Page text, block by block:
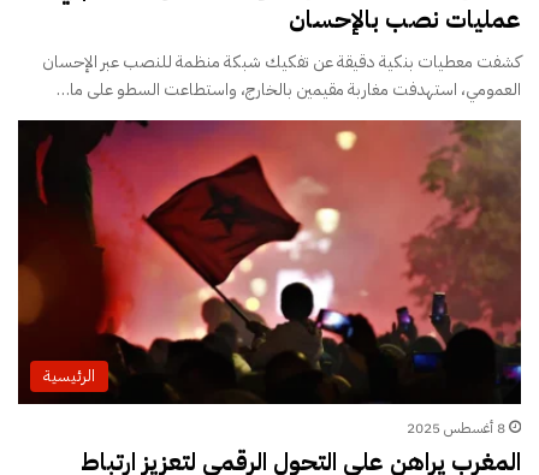
عمليات نصب بالإحسان
كشفت معطيات بنكية دقيقة عن تفكيك شبكة منظمة للنصب عبر الإحسان
العمومي، استهدفت مغاربة مقيمين بالخارج، واستطاعت السطو على ما…
الرئيسية
8 أغسطس 2025
المغرب يراهن على التحول الرقمي لتعزيز ارتباط